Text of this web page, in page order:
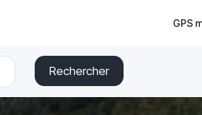
GPS
Rechercher